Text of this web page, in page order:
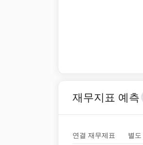
재무지표 예측
연결 재무제표 별